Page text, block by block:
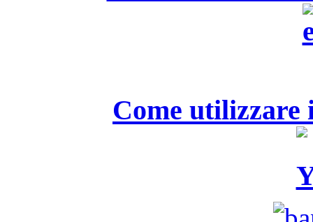
Come utilizzare